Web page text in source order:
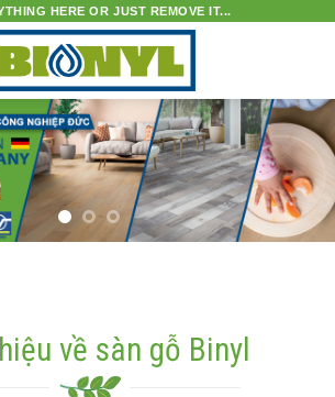
HERE OR JUST REMOVE IT...
về sàn gỗ Binyl